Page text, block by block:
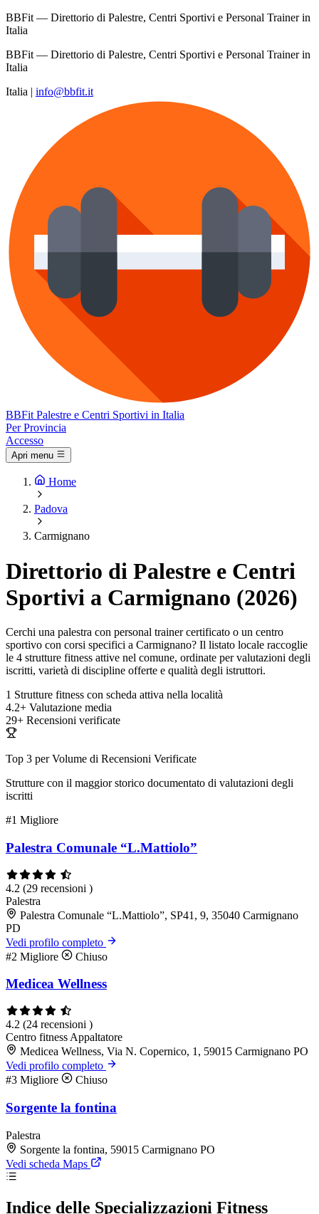
BBFit — Direttorio di Palestre, Centri Sportivi e Personal Trainer in
Italia
BBFit — Direttorio di Palestre, Centri Sportivi e Personal Trainer in
Italia
Italia | info@bbfit.it
BBFit Palestre e Centri Sportivi in Italia
Per Provincia
Accesso
Apri menu
Home
Padova
Carmignano
Direttorio di Palestre e Centri
Sportivi a Carmignano (2026)
Cerchi una palestra con personal trainer certificato o un centro
sportivo con corsi specifici a Carmignano? Il listato locale raccoglie
le 4 strutture fitness attive nel comune, ordinate per valutazioni degli
iscritti, varietà di discipline offerte e qualità degli istruttori.
1 Strutture fitness con scheda attiva nella località
4.2+ Valutazione media
29+ Recensioni verificate
Top 3 per Volume di Recensioni Verificate
Strutture con il maggior storico documentato di valutazioni degli
iscritti
#1 Migliore
Palestra Comunale “L.Mattiolo”
4.2 (29 recensioni )
Palestra
Palestra Comunale “L.Mattiolo”, SP41, 9, 35040 Carmignano
PD
Vedi profilo completo
#2 Migliore Chiuso
Medicea Wellness
4.2 (24 recensioni )
Centro fitness Appaltatore
Medicea Wellness, Via N. Copernico, 1, 59015 Carmignano PO
Vedi profilo completo
#3 Migliore Chiuso
Sorgente la fontina
Palestra
Sorgente la fontina, 59015 Carmignano PO
Vedi scheda Maps
Indice delle Specializzazioni Fitness